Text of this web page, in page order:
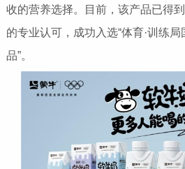
收的营养选择。目前，该产品已得
的专业认可，成功入选“体育·训练
品”。